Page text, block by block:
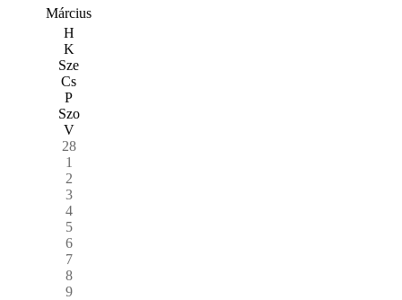
Március
H
K
Sze
Cs
P
Szo
V
28
1
2
3
4
5
6
7
8
9